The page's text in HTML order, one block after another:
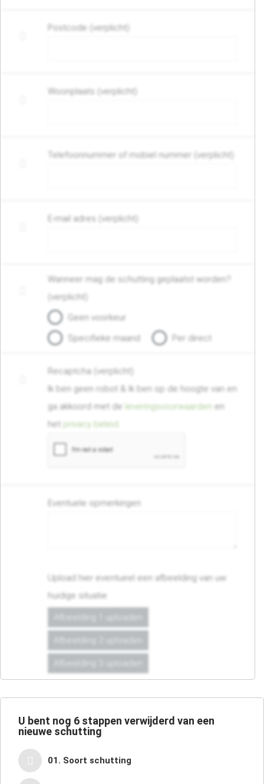
Postcode (verplicht)
Woonplaats (verplicht)
Telefoonnummer of mobiel nummer (verplicht)
E-mail adres (verplicht)
Wanneer mag de schutting geplaatst worden?
(verplicht)
Geen voorkeur
Specifieke maand
Per direct
Recaptcha (verplicht)
Ik ben geen robot & Ik ben op de hoogte van en
ga akkoord met de leveringsvoorwaarden en
het privacy beleid
Eventuele opmerkingen
Upload hier eventueel een afbeelding van uw
huidige situatie
U bent nog 6 stappen verwijderd van een
nieuwe schutting
01. Soort schutting